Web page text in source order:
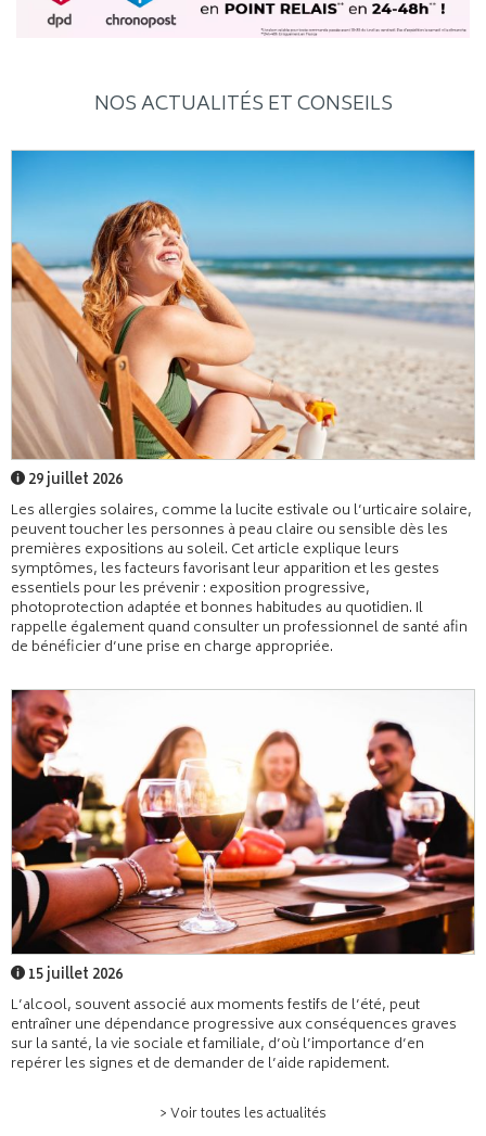
NOS ACTUALITÉS ET CONSEILS
29 juillet 2026
Les allergies solaires, comme la lucite estivale ou l’urticaire solaire,
peuvent toucher les personnes à peau claire ou sensible dès les
premières expositions au soleil. Cet article explique leurs
symptômes, les facteurs favorisant leur apparition et les gestes
essentiels pour les prévenir : exposition progressive,
photoprotection adaptée et bonnes habitudes au quotidien. Il
rappelle également quand consulter un professionnel de santé afin
de bénéficier d’une prise en charge appropriée.
15 juillet 2026
L’alcool, souvent associé aux moments festifs de l’été, peut
entraîner une dépendance progressive aux conséquences graves
sur la santé, la vie sociale et familiale, d’où l’importance d’en
repérer les signes et de demander de l’aide rapidement.
> Voir toutes les actualités